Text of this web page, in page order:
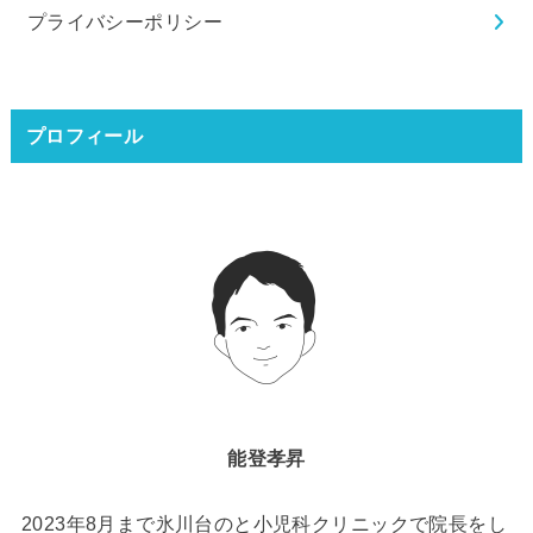
プライバシーポリシー
プロフィール
能登孝昇
2023年8月まで氷川台のと小児科クリニックで院長をし